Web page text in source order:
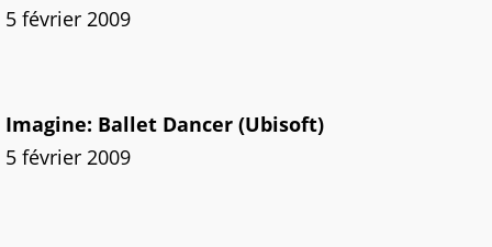
5 février 2009
Imagine: Ballet Dancer (Ubisoft)
5 février 2009